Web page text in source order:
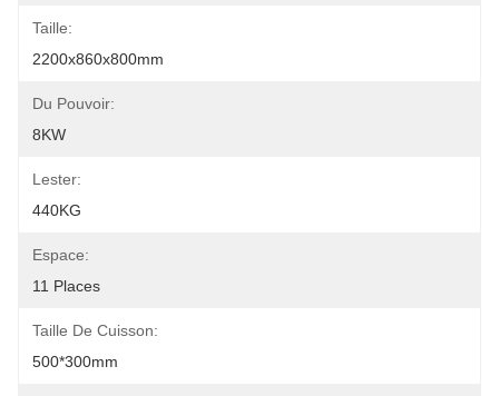
Taille:
2200x860x800mm
Du Pouvoir:
8KW
Lester:
440KG
Espace:
11 Places
Taille De Cuisson:
500*300mm